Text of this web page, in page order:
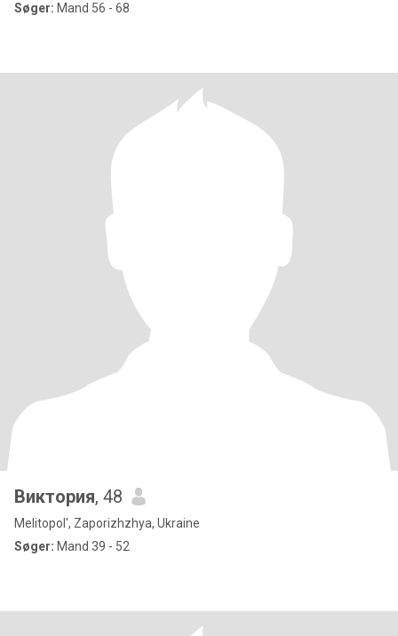
Søger: Mand 56 - 68
Виктория, 48
Melitopol', Zaporizhzhya, Ukraine
Søger: Mand 39 - 52